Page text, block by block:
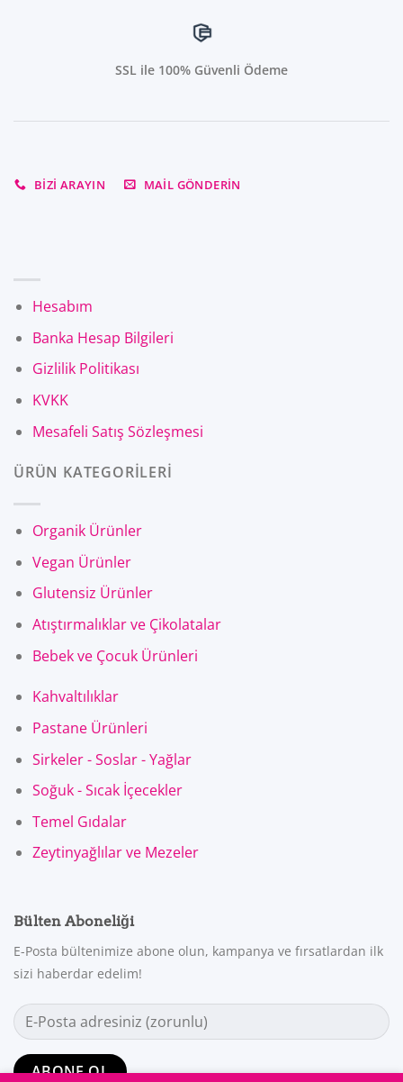
SSL ile 100% Güvenli Ödeme
BIZI ARAYIN MAIL GÖNDERIN
Hesabım
Banka Hesap Bilgileri
Gizlilik Politikası
KVKK
Mesafeli Satış Sözleşmesi
ÜRÜN KATEGORİLERİ
Organik Ürünler
Vegan Ürünler
Glutensiz Ürünler
Atıştırmalıklar ve Çikolatalar
Bebek ve Çocuk Ürünleri
Kahvaltılıklar
Pastane Ürünleri
Sirkeler - Soslar - Yağlar
Soğuk - Sıcak İçecekler
Temel Gıdalar
Zeytinyağlılar ve Mezeler
Bülten Aboneliği
E-Posta bültenimize abone olun, kampanya ve fırsatlardan ilk
sizi haberdar edelim!